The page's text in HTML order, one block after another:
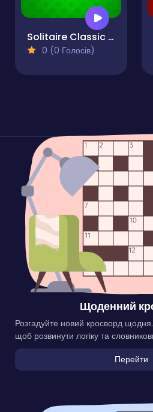
Solitaire Classic - Klondike Master
0 (0 Голосів)
Щоденний
Розгадуйте новий кросворд щодня.
щоб розвинути логіку та
Перейти